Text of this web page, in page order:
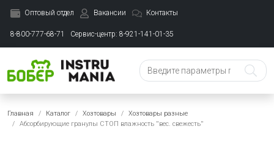
Оптовый отдел Вакансии Контакты
8-800-777-68-71 Сервис-центр: 8-921-141-01-35
Главная Каталог Хозтовары
Хозтовары разные
Абсорбирующие гранулы СТОП влажность ''вес. свежесть''